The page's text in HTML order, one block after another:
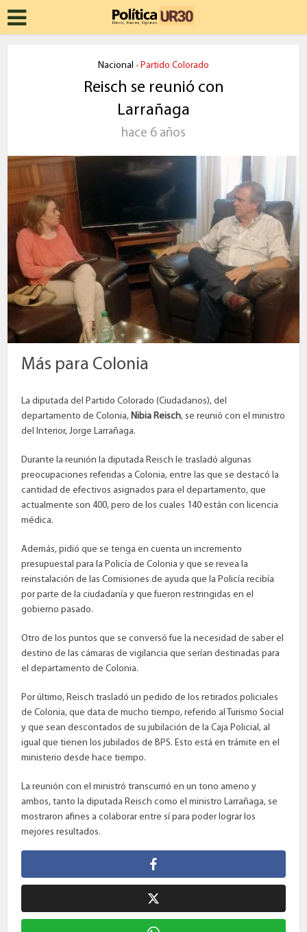
Nacional • Partido Colorado
Reisch se reunió con
Larrañaga
hace 6 años
Más para Colonia
La diputada del Partido Colorado (Ciudadanos), del
departamento de Colonia,Nibia Reisch, se reunió con el ministro
del Interior, Jorge Larrañaga.
Durante la reunión la diputada Reisch le trasladó algunas
preocupaciones referidas a Colonia, entre las que se destacó la
cantidad de efectivos asignados para el departamento, que
actualmente son 400, pero de los cuales 140 están con licencia
médica.
Además, pidió que se tenga en cuenta un incremento
presupuestal para la Policía de Colonia y que se revea la
reinstalación de las Comisiones de ayuda que la Policía recibía
por parte de la ciudadanía y que fueron restringidas en el
gobierno pasado.
Otro de los puntos que se conversó fue la necesidad de saber el
destino de las cámaras de vigilancia que serían destinadas para
el departamento de Colonia.
Por último, Reisch trasladó un pedido de los retirados policiales
de Colonia, que data de mucho tiempo, referido al Turismo Social
y que sean descontados de su jubilación de la Caja Policial, al
igual que tienen los jubilados de BPS. Esto está en trámite en el
ministerio desde hace tiempo.
La reunión con el ministró transcurrió en un tono ameno y
ambos, tanto la diputada Reisch como el ministro Larrañaga, se
mostraron afines a colaborar entre sí para poder lograr los
mejores resultados.